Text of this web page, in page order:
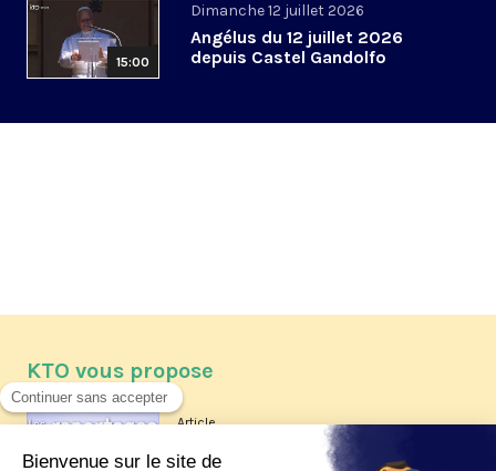
15:00
Dimanche 12 juillet 2026
Angélus du 12 juillet 2026
depuis Castel Gandolfo
KTO vous propose
Article
Les reportages d'été 2026 de KTO